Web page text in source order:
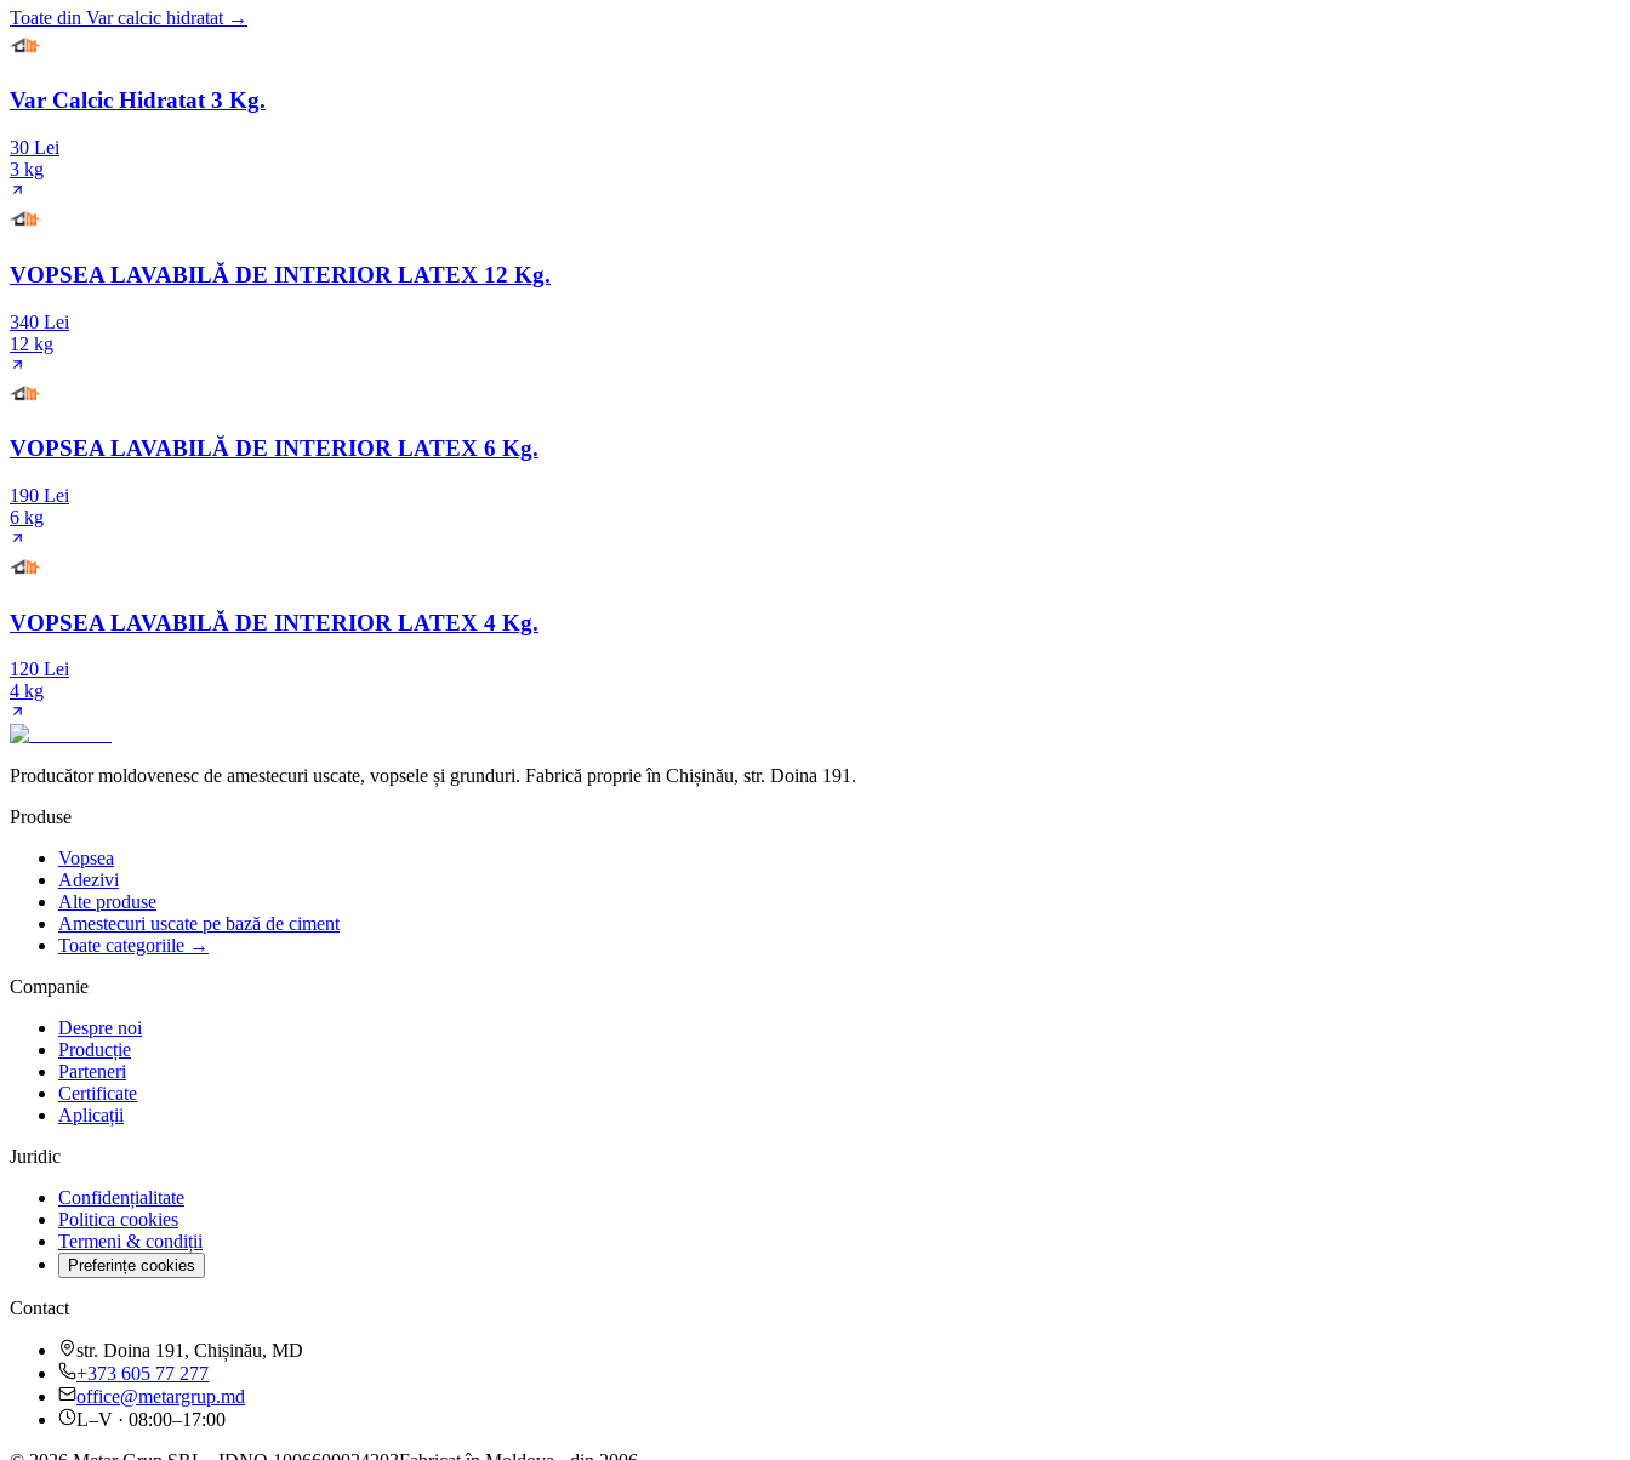
Toate din Var calcic hidratat →
Var Calcic Hidratat 3 Kg.
30 Lei
3 kg
VOPSEA LAVABILĂ DE INTERIOR LATEX 12 Kg.
340 Lei
12 kg
VOPSEA LAVABILĂ DE INTERIOR LATEX 6 Kg.
190 Lei
6 kg
VOPSEA LAVABILĂ DE INTERIOR LATEX 4 Kg.
120 Lei
4 kg
Producător moldovenesc de amestecuri uscate, vopsele și grunduri. Fabrică proprie în Chișinău, str. Doina 191.
Produse
Vopsea
Adezivi
Alte produse
Amestecuri uscate pe bază de ciment
Toate categoriile →
Companie
Despre noi
Producție
Parteneri
Certificate
Aplicații
Juridic
Confidențialitate
Politica cookies
Termeni & condiții
Preferințe cookies
Contact
str. Doina 191, Chișinău, MD
+373 605 77 277
office@metargrup.md
L–V · 08:00–17:00